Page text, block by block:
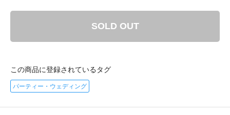
SOLD OUT
この商品に登録されているタグ
パーティー・ウェディング